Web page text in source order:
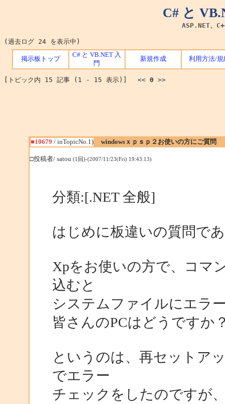
C# と
ASP.NET、
(過去ログ 24 を表示中)
掲示板トップ
C# と VB.NET 入
門
新規作成 利用方法/規
[トピック内 15 記事 (1 - 15 表示)] << 0 >>
■10679 / inTopicNo.1) windowsｘｐｓｐ２お使いの方にご質問
□投稿者/ satou (1回)-(2007/11/23(Fri) 19:43:13)
分類:[.NET 全般]
はじめに板違いの質問で
Xpをお使いの方で、コマ
込むと
システムファイルにエラ
皆さんのPCはどうですか
というのは、再セットア
でエラー
チェックをしたのですが